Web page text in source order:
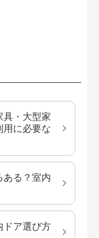
・大型家
用に必要な
ある？室内
ドア選び方